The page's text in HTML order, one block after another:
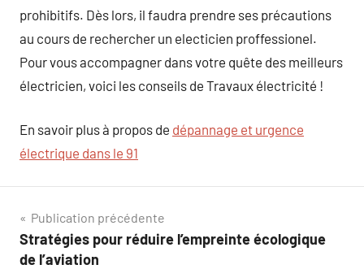
prohibitifs. Dès lors, il faudra prendre ses précautions
au cours de rechercher un electicien proffessionel.
Pour vous accompagner dans votre quête des meilleurs
électricien, voici les conseils de Travaux électricité !
En savoir plus à propos de dépannage et urgence
électrique dans le 91
Navigation
de
Publication précédente
Stratégies pour réduire l’empreinte écologique
de l’aviation